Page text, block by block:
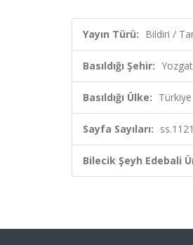
Yayın Türü: Bildiri /
Basıldığı Şehir: Yozgat
Basıldığı Ülke: Türkiye
Sayfa Sayıları:
Bilecik Şeyh Edebali